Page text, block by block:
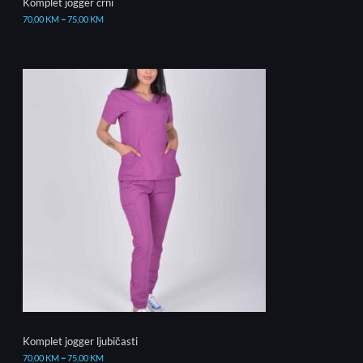
70,00 KM–75,00 KM
Komplet jogger ljubičasti
70,00 KM–75,00 KM